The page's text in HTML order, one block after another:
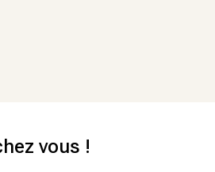
vous !